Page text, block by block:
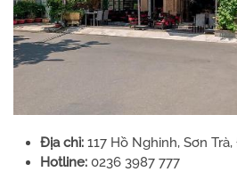
Địa chỉ: 117 Hồ Nghinh, Sơn
Hotline: 0236 3987 777